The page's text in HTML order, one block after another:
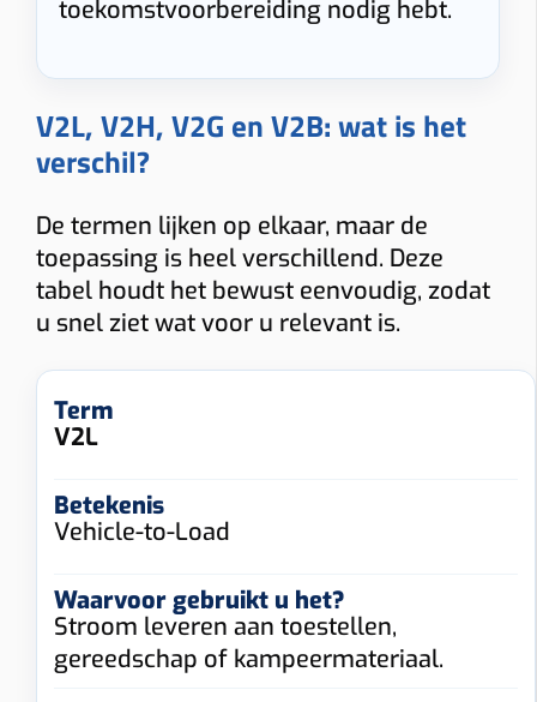
toekomstvoorbereiding nodig hebt.
V2L, V2H, V2G en V2B: wat is het
verschil?
De termen lijken op elkaar, maar de
toepassing is heel verschillend. Deze
tabel houdt het bewust eenvoudig, zodat
u snel ziet wat voor u relevant is.
V2L
Vehicle-to-Load
Stroom leveren aan toestellen,
gereedschap of kampeermateriaal.